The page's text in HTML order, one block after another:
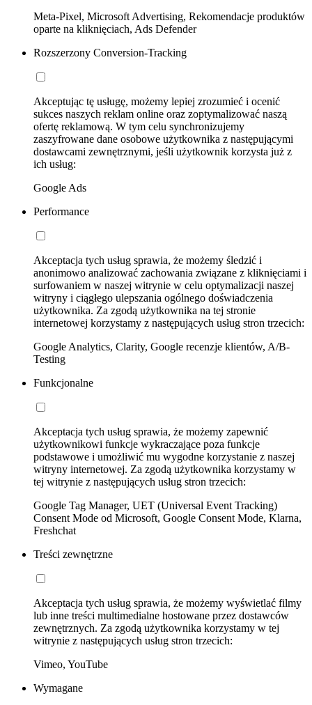
Meta-Pixel, Microsoft Advertising, Rekomendacje produktów
oparte na kliknięciach, Ads Defender
Rozszerzony Conversion-Tracking
Akceptując tę usługę, możemy lepiej zrozumieć i ocenić
sukces naszych reklam online oraz zoptymalizować naszą
ofertę reklamową. W tym celu synchronizujemy
zaszyfrowane dane osobowe użytkownika z następującymi
dostawcami zewnętrznymi, jeśli użytkownik korzysta już z
ich usług:
Google Ads
Performance
Akceptacja tych usług sprawia, że możemy śledzić i
anonimowo analizować zachowania związane z kliknięciami i
surfowaniem w naszej witrynie w celu optymalizacji naszej
witryny i ciągłego ulepszania ogólnego doświadczenia
użytkownika. Za zgodą użytkownika na tej stronie
internetowej korzystamy z następujących usług stron trzecich:
Google Analytics, Clarity, Google recenzje klientów, A/B-
Testing
Funkcjonalne
Akceptacja tych usług sprawia, że możemy zapewnić
użytkownikowi funkcje wykraczające poza funkcje
podstawowe i umożliwić mu wygodne korzystanie z naszej
witryny internetowej. Za zgodą użytkownika korzystamy w
tej witrynie z następujących usług stron trzecich:
Google Tag Manager, UET (Universal Event Tracking)
Consent Mode od Microsoft, Google Consent Mode, Klarna,
Freshchat
Treści zewnętrzne
Akceptacja tych usług sprawia, że możemy wyświetlać filmy
lub inne treści multimedialne hostowane przez dostawców
zewnętrznych. Za zgodą użytkownika korzystamy w tej
witrynie z następujących usług stron trzecich:
Vimeo, YouTube
Wymagane